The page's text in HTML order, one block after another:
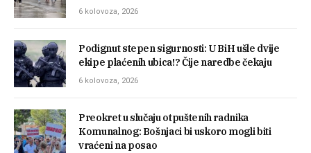
6 kolovoza, 2026
Podignut stepen sigurnosti: U BiH ušle dvije
ekipe plaćenih ubica!? Čije naredbe čekaju
6 kolovoza, 2026
Preokret u slučaju otpuštenih radnika
Komunalnog: Bošnjaci bi uskoro mogli biti
vraćeni na posao